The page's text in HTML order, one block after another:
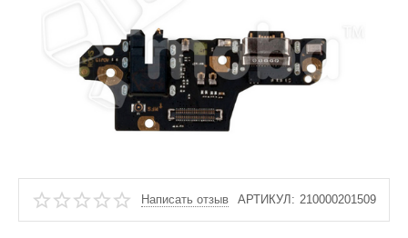
Написать отзыв АРТИКУЛ: 210000201509